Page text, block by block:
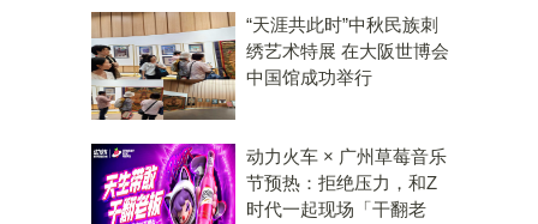
“天涯共此时”中秋民族刺
绣艺术特展 在大阪世博会
中国馆成功举行
动力火车 × 广州草莓音乐
节预热：拒绝压力，和Z
时代一起现场「干翻老